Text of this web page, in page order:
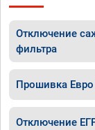
Отключение
фильтра
Прошивка Евро
Отключение